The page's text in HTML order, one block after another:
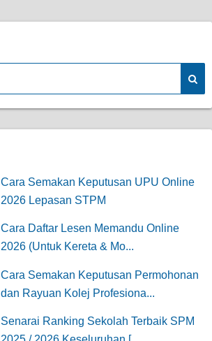
Cara Semakan Keputusan UPU Online
2026 Lepasan STPM
Cara Daftar Lesen Memandu Online
2026 (Untuk Kereta & Mo...
Cara Semakan Keputusan Permohonan
dan Rayuan Kolej Profesiona...
Senarai Ranking Sekolah Terbaik SPM